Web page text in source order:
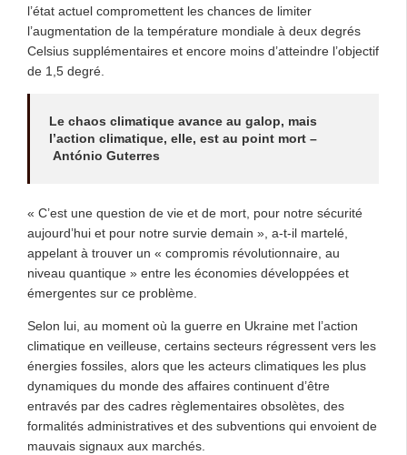
l’état actuel compromettent les chances de limiter
l’augmentation de la température mondiale à deux degrés
Celsius supplémentaires et encore moins d’atteindre l’objectif
de 1,5 degré.
Le chaos climatique avance au galop, mais
l’action climatique, elle, est au point mort –
António Guterres
« C’est une question de vie et de mort, pour notre sécurité
aujourd’hui et pour notre survie demain », a-t-il martelé,
appelant à trouver un « compromis révolutionnaire, au
niveau quantique » entre les économies développées et
émergentes sur ce problème.
Selon lui, au moment où la guerre en Ukraine met l’action
climatique en veilleuse, certains secteurs régressent vers les
énergies fossiles, alors que les acteurs climatiques les plus
dynamiques du monde des affaires continuent d’être
entravés par des cadres règlementaires obsolètes, des
formalités administratives et des subventions qui envoient de
mauvais signaux aux marchés.